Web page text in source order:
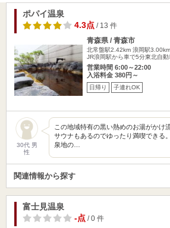
ポパイ温泉
4.3点/ 13 件
青森県 / 青森市
北常盤駅2.42km 浪岡駅3.00km
JR浪岡駅から車で5分東北自
営業時間 6:00～22:00
入浴料金 380円～
日帰り 子連れOK
30代 男
性
この地域特有の黒い熱めのお湯がかけ
サウナもあるのでゆったり満喫できる
泉地の…
関連情報から探す
富士見温泉
-点/ 0 件